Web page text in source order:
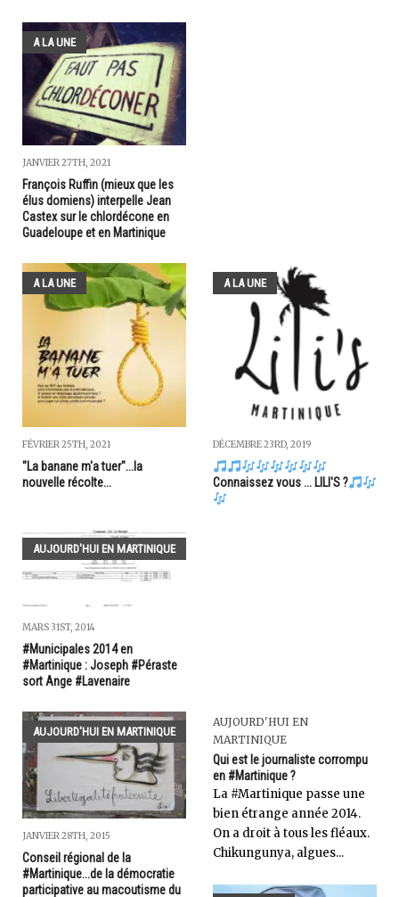
A LA UNE
JANVIER 27TH, 2021
François Ruffin (mieux que les
élus domiens) interpelle Jean
Castex sur le chlordécone en
Guadeloupe et en Martinique
A LA UNE
FÉVRIER 25TH, 2021
"La banane m'a tuer"...la
nouvelle récolte...
A LA UNE
DÉCEMBRE 23RD, 2019
Connaissez vous ... LILI'S ?
AUJOURD'HUI EN MARTINIQUE
MARS 31ST, 2014
#Municipales 2014 en
#Martinique : Joseph #Péraste
sort Ange #Lavenaire
AUJOURD'HUI EN MARTINIQUE
JANVIER 28TH, 2015
Conseil régional de la
#Martinique...de la démocratie
participative au macoutisme du
AUJOURD'HUI EN
MARTINIQUE
Qui est le journaliste corrompu
en #Martinique ?
La #Martinique passe une
bien étrange année 2014.
On a droit à tous les fléaux.
Chikungunya, algues...